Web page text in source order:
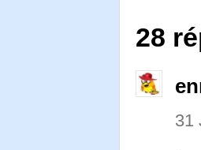
28
31